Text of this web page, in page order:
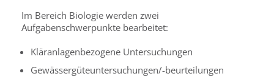
Im Bereich Biologie werden zwei
Aufgabenschwerpunkte bearbeitet:
Kläranlagenbezogene Untersuchungen
Gewässergüteuntersuchungen/-beurteilungen